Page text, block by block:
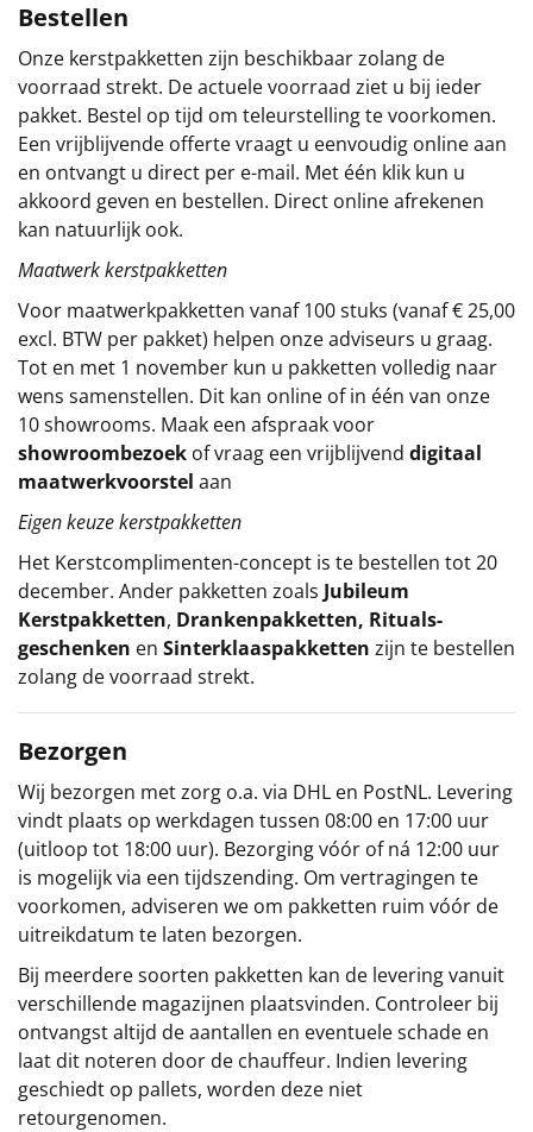
Doe het zelf
Sinterklaaspakketten
Particulier
Kerstgeschenken 2026
Relatiegeschenken
Cadeaubon
Per stuk
Alle overige
Bestellen
Onze kerstpakketten zijn beschikbaar zolang de
voorraad strekt. De actuele voorraad ziet u bij ieder
pakket. Bestel op tijd om teleurstelling te voorkomen.
Een vrijblijvende offerte vraagt u eenvoudig online aan
en ontvangt u direct per e-mail. Met één klik kun u
akkoord geven en bestellen. Direct online afrekenen
kan natuurlijk ook.
Maatwerk kerstpakketten
Voor maatwerkpakketten vanaf 100 stuks (vanaf € 25,00
excl. BTW per pakket) helpen onze adviseurs u graag.
Tot en met 1 november kun u pakketten volledig naar
wens samenstellen. Dit kan online of in één van onze
10 showrooms. Maak een afspraak voor
showroombezoek of vraag een vrijblijvend digitaal
maatwerkvoorstel aan
Eigen keuze kerstpakketten
Het Kerstcomplimenten-concept is te bestellen tot 20
december. Ander pakketten zoals Jubileum
Kerstpakketten, Drankenpakketten, Rituals-
geschenken en Sinterklaaspakketten zijn te bestellen
zolang de voorraad strekt.
Bezorgen
Wij bezorgen met zorg o.a. via DHL en PostNL. Levering
vindt plaats op werkdagen tussen 08:00 en 17:00 uur
(uitloop tot 18:00 uur). Bezorging vóór of ná 12:00 uur
is mogelijk via een tijdszending. Om vertragingen te
voorkomen, adviseren we om pakketten ruim vóór de
uitreikdatum te laten bezorgen.
Bij meerdere soorten pakketten kan de levering vanuit
verschillende magazijnen plaatsvinden. Controleer bij
ontvangst altijd de aantallen en eventuele schade en
laat dit noteren door de chauffeur. Indien levering
geschiedt op pallets, worden deze niet
retourgenomen.